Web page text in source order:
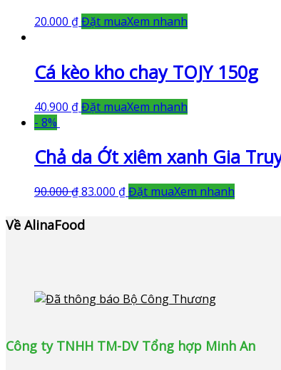
20.000 ₫Đặt muaXem nhanh
Cá kèo kho chay TOJY 150g
40.900 ₫Đặt muaXem nhanh
- 8%
Chả da Ớt xiêm xanh Gia
90.000₫83.000 ₫Đặt muaXem nhanh
Về AlinaFood
Công ty TNHH TM-DV Tổng hợp Minh An